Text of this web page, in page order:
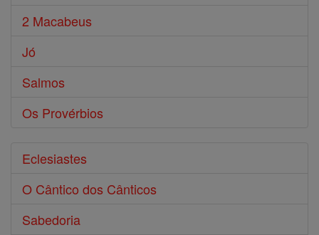
2 Macabeus
Jó
Salmos
Os Provérbios
Eclesiastes
O Cântico dos Cânticos
Sabedoria